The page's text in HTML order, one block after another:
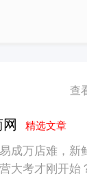
查
网精选文章
成万店难，新
大考才刚开始